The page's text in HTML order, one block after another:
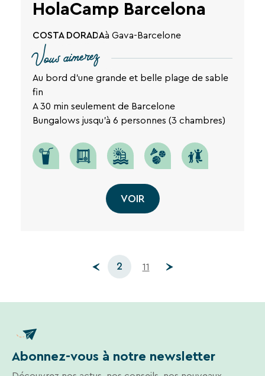
HolaCamp Barcelona
COSTA DORADAà Gava-Barcelone
Vous aimerez
Au bord d'une grande et belle plage de sable
fin
A 30 min seulement de Barcelone
Bungalows jusqu'à 6 personnes (3 chambres)
VOIR
2 11
Abonnez-vous à notre newsletter